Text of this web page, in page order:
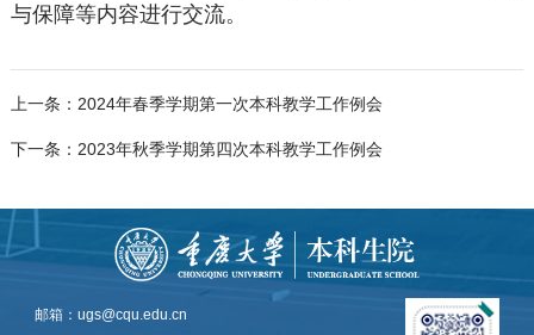
与保障等内容进行交流。
上一条：2024年春季学期第一次本科教学工作例会
下一条：2023年秋季学期第四次本科教学工作例会
邮箱：ugs@cqu.edu.cn